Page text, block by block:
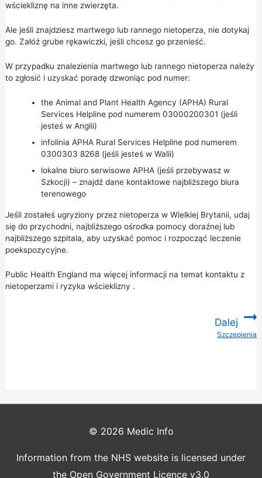
wściekliznę na inne zwierzęta.
Ale jeśli znajdziesz martwego lub rannego nietoperza, nie dotykaj
go. Załóż grube rękawiczki, jeśli chcesz go przenieść.
W przypadku znalezienia martwego lub rannego nietoperza należy
to zgłosić i uzyskać poradę dzwoniąc pod numer:
the Animal and Plant Health Agency (APHA) Rural
Services Helpline pod numerem 03000200301 (jeśli
jesteś w Anglii)
infolinia APHA Rural Services Helpline pod numerem
0300303 8268(jeśli jesteś w Walii)
lokalne biuro serwisowe APHA (jeśli przebywasz w
Szkocji) – znajdź dane kontaktowe najbliższego biura
terenowego
Jeśli zostałeś ugryziony przez nietoperza w Wielkiej Brytanii, udaj
się do przychodni, najbliższego ośrodka pomocy doraźnejlub
najbliższego szpitala, aby uzyskać pomoc i rozpocząć leczenie
poekspozycyjne.
Public Health England ma więcej informacji na temat kontaktu z
nietoperzami i ryzyka wścieklizny .
Dalej
Szczepienia
© 2026 Medic Info
Information from the NHS website is licensed under
the Open Government Licence v3.0